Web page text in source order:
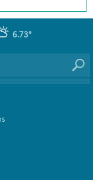
6.73°